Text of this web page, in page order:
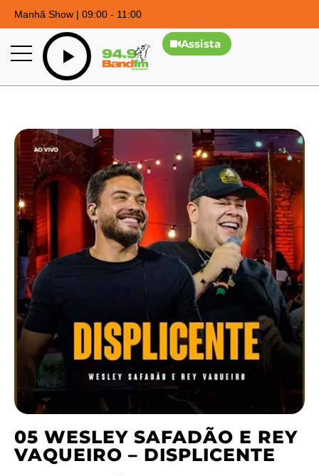
Manhã Show | 09:00 - 11:00
Assista
05 WESLEY SAFADÃO E REY
VAQUEIRO – DISPLICENTE